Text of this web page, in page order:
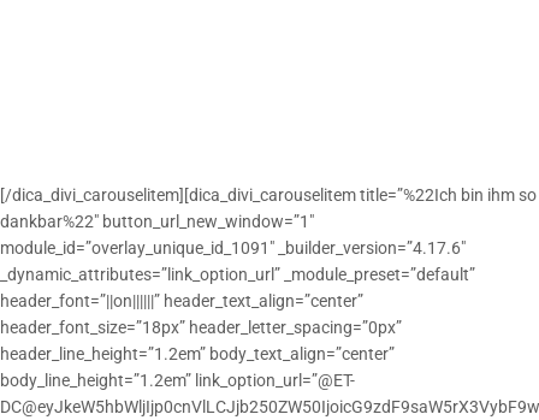
[/dica_divi_carouselitem][dica_divi_carouselitem title=”%22Ich bin ihm so
dankbar%22″ button_url_new_window=”1″
module_id=”overlay_unique_id_1091″ _builder_version=”4.17.6″
_dynamic_attributes=”link_option_url” _module_preset=”default”
header_font=”||on||||||” header_text_align=”center”
header_font_size=”18px” header_letter_spacing=”0px”
header_line_height=”1.2em” body_text_align=”center”
body_line_height=”1.2em” link_option_url=”@ET-